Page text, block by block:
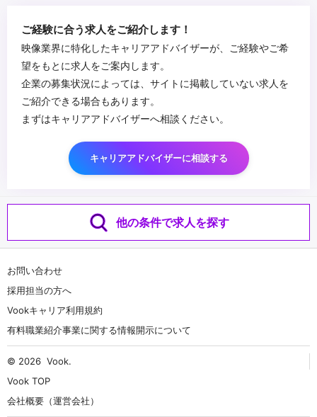
ご経験に合う求人をご紹介します！
映像業界に特化したキャリアアドバイザーが、ご経験やご希
望をもとに求人をご案内します。
企業の募集状況によっては、サイトに掲載していない求人を
ご紹介できる場合もあります。
まずはキャリアアドバイザーへ相談ください。
キャリアアドバイザーに相談する
他の条件で求人を探す
お問い合わせ
採用担当の方へ
Vookキャリア利用規約
有料職業紹介事業に関する情報開示について
© 2026 Vook.
Vook TOP
会社概要（運営会社）